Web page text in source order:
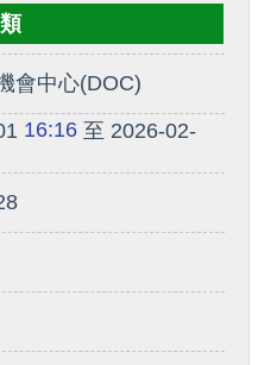
會中心(DOC)
16:16至 2026-02-